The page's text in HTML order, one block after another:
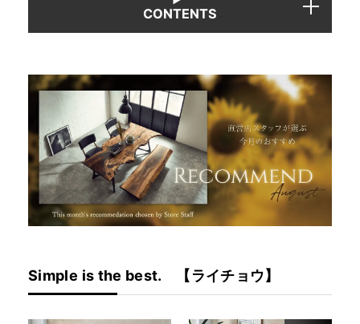
CONTENTS
Simple is the best. 【ライチョウ】